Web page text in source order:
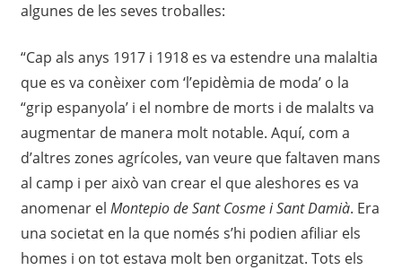
algunes de les seves troballes:
“Cap als anys 1917 i 1918 es va estendre una malaltia
que es va conèixer com ‘l’epidèmia de moda’ o la
“grip espanyola’ i el nombre de morts i de malalts va
augmentar de manera molt notable. Aquí, com a
d’altres zones agrícoles, van veure que faltaven mans
al camp i per això van crear el que aleshores es va
anomenar el Montepio de Sant Cosme i Sant Damià. Era
una societat en la que només s’hi podien afiliar els
homes i on tot estava molt ben organitzat. Tots els